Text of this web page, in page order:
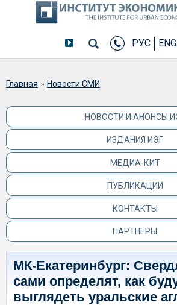
РУС ENG
Вы здесь
Главная » Новости СМИ
НОВОСТИ И АНОНСЫ
ИЗДАНИЯ ИЭГ
МЕДИА-КИТ
ПУБЛИКАЦИИ
КОНТАКТЫ
ПАРТНЕРЫ
МК-Екатеринбург:
сами определят, как
выглядеть уральские